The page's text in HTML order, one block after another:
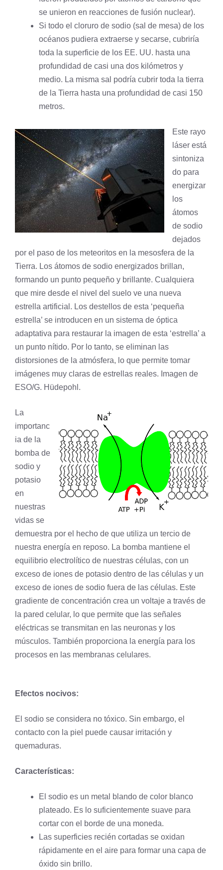
se unieron en reacciones de fusión nuclear).
Si todo el cloruro de sodio (sal de mesa) de los
océanos pudiera extraerse y secarse, cubriría
toda la superficie de los EE. UU. hasta una
profundidad de casi una dos kilómetros y
medio. La misma sal podría cubrir toda la tierra
de la Tierra hasta una profundidad de casi 150
metros.
Este rayo
láser está
sintoniza
do para
energizar
los
átomos
de sodio
dejados
por el paso de los meteoritos en la mesosfera de la
Tierra. Los átomos de sodio energizados brillan,
formando un punto pequeño y brillante. Cualquiera
que mire desde el nivel del suelo ve una nueva
estrella artificial. Los destellos de esta ‘pequeña
estrella’ se introducen en un sistema de óptica
adaptativa para restaurar la imagen de esta ‘estrella’ a
un punto nítido. Por lo tanto, se eliminan las
distorsiones de la atmósfera, lo que permite tomar
imágenes muy claras de estrellas reales. Imagen de
ESO/G. Hüdepohl .
La
importanc
ia de la
bomba de
sodio y
potasio
en
nuestras
vidas se
demuestra por el hecho de que utiliza un tercio de
nuestra energía en reposo. La bomba mantiene el
equilibrio electrolítico de nuestras células, con un
exceso de iones de potasio dentro de las células y un
exceso de iones de sodio fuera de las células. Este
gradiente de concentración crea un voltaje a través de
la pared celular, lo que permite que las señales
eléctricas se transmitan en las neuronas y los
músculos. También proporciona la energía para los
procesos en las membranas celulares.
Efectos nocivos:
El sodio se considera no tóxico. Sin embargo, el
contacto con la piel puede causar irritación y
quemaduras.
Características:
El sodio es un metal blando de color blanco
plateado. Es lo suficientemente suave para
cortar con el borde de una moneda.
Las superficies recién cortadas se oxidan
rápidamente en el aire para formar una capa de
óxido sin brillo.